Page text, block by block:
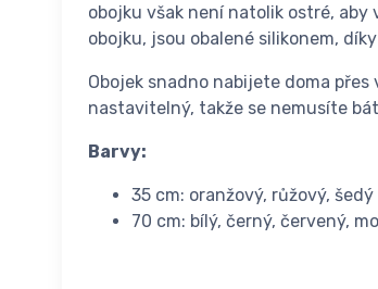
obojku však není natolik ostré,
obojku, jsou obalené silikonem,
Obojek snadno nabijete doma
nastavitelný, takže se nemusíte
Barvy:
35 cm: oranžový, růžový, šedý
70 cm: bílý, černý, červený,